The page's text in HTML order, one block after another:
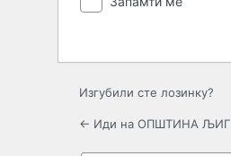
Изгубили сте лозинку?
← Иди на ОПШТИНА ЉИГ